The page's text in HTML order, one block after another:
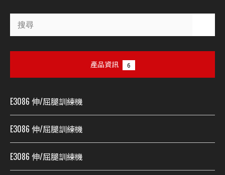
產品資訊 6
E3086 伸/屈腿訓練機
E3086 伸/屈腿訓練機
E3086 伸/屈腿訓練機